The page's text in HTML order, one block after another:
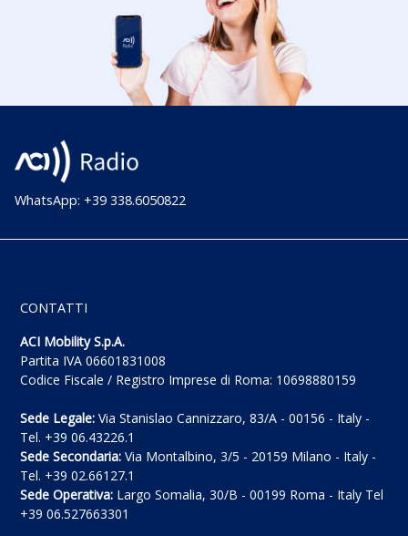
WhatsApp: +39 338.6050822
CONTATTI
ACI Mobility S.p.A.
Partita IVA 06601831008
Codice Fiscale / Registro Imprese di Roma: 10698880159
Sede Legale: Via Stanislao Cannizzaro, 83/A - 00156 - Italy -
Tel. +39 06.43226.1
Sede Secondaria: Via Montalbino, 3/5 - 20159 Milano - Italy -
Tel. +39 02.66127.1
Sede Operativa: Largo Somalia, 30/B - 00199 Roma - Italy Tel
+39 06.527663301